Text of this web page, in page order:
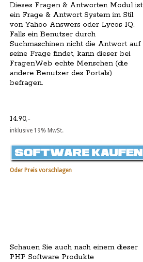
Dieses Fragen & Antworten Modul ist
ein Frage & Antwort System im Stil
von Yahoo Answers oder Lycos IQ.
Falls ein Benutzer durch
Suchmaschinen nicht die Antwort auf
seine Frage findet, kann dieser bei
FragenWeb echte Menschen (die
andere Benutzer des Portals)
befragen.
14.90,-
inklusive 19% MwSt.
Oder Preis vorschlagen
Schauen Sie auch nach einem dieser
PHP Software Produkte